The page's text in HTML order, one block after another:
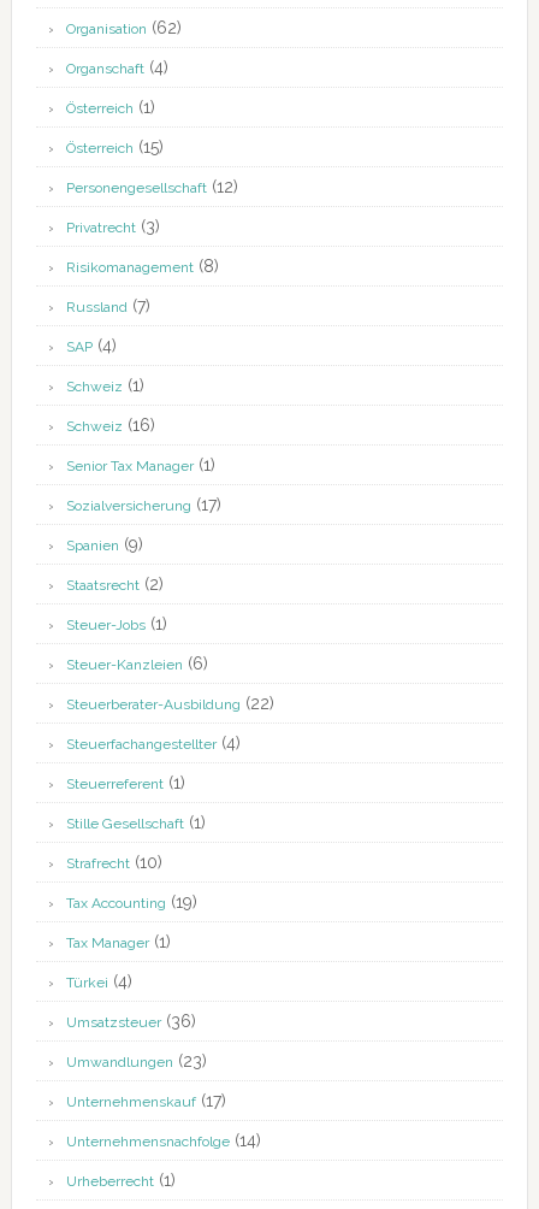
Organisation (62)
Organschaft(4)
Österreich (1)
Österreich (15)
Personengesellschaft(12)
Privatrecht(3)
Risikomanagement(8)
Russland(7)
SAP(4)
Schweiz (1)
Schweiz (16)
Senior Tax Manager(1)
Sozialversicherung (17)
Spanien (9)
Staatsrecht(2)
Steuer-Jobs(1)
Steuer-Kanzleien (6)
Steuerberater-Ausbildung (22)
Steuerfachangestellter(4)
Steuerreferent(1)
Stille Gesellschaft(1)
Strafrecht(10)
Tax Accounting (19)
Tax Manager(1)
Türkei (4)
Umsatzsteuer(36)
Umwandlungen (23)
Unternehmenskauf(17)
Unternehmensnachfolge(14)
Urheberrecht(1)